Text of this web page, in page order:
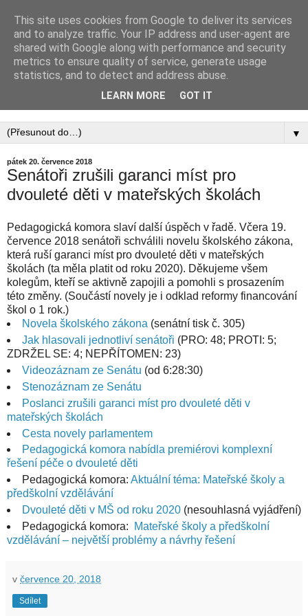
PEDAGOGICKÁ
KOMORA, ZAPSANÝ
▼
pátek 20. července 2018
Senátoři zrušili garanci míst pro
dvouleté děti v mateřských školách
Pedagogická komora slaví další úspěch v řadě. Včera 19.
července 2018 senátoři schválili novelu školského zákona,
která ruší garanci míst pro dvouleté děti v mateřských
školách (ta měla platit od roku 2020). Děkujeme všem
kolegům, kteří se aktivně zapojili a pomohli s prosazením
této změny. (Součástí novely je i odklad reformy financování
škol o 1 rok.)
Novela školského zákona (senátní tisk č. 305)
Jak hlasovali jednotliví senátoři (PRO: 48; PROTI: 5;
ZDRŽEL SE: 4; NEPŘÍTOMEN: 23)
Videozáznam ze Senátu (od 6:28:30)
Stenozáznam ze Senátu
Poslanci zrušili garanci míst pro dvouleté děti v
mateřských školách
Cesta novely parlamentem
Pedagogická komora nabídla premiérovi komplexní
řešení péče o dvouleté děti
Pedagogická komora: Aktuální téma: Mateřské školy a
předškolní vzdělávání
Dvouleté děti v MŠ od roku 2020(nesouhlasná vyjádření)
Pedagogická komora:
Mateřské školy a předškolní
vzdělávání – největší problémy a návrhy řešení
v července 20, 2018
Sdílet
This site uses cookies from Google to deliver its services
and to analyze traffic. Your IP address and user-agent are
shared with Google along with performance and security
metrics to ensure quality of service, generate usage
statistics, and to detect and address abuse.
LEARN MORE GOT IT